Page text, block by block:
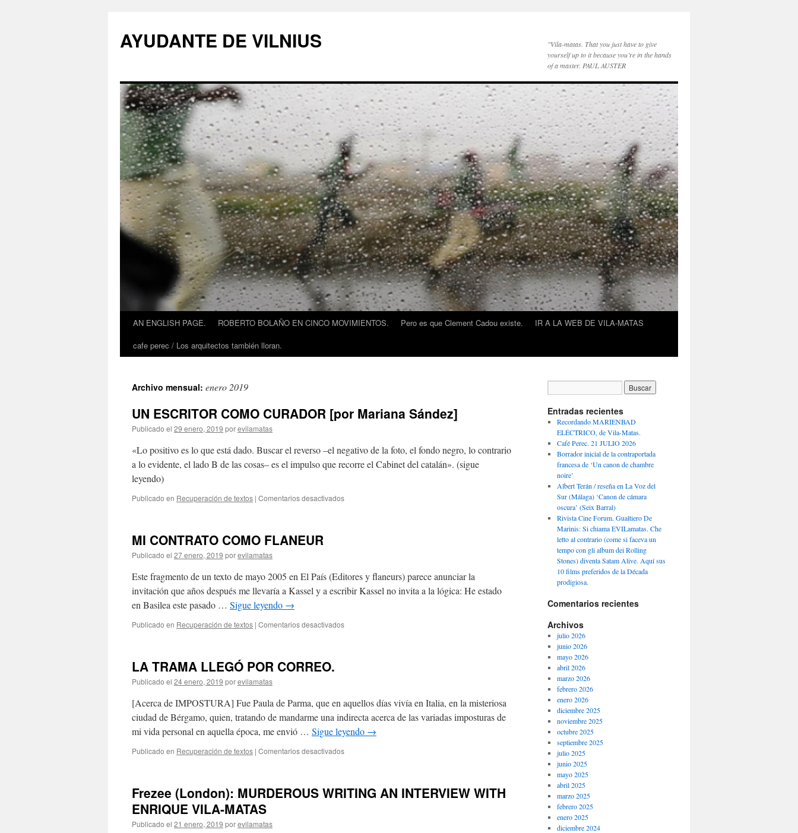
AYUDANTE DE VILNIUS
"Vila-matas. That you just have to give
yourself up to it because you’re in the hands
of a master. PAUL AUSTER
AN ENGLISH PAGE. ROBERTO BOLAÑO EN CINCO MOVIMIENTOS. Pero es que Clement Cadou existe.
IR A LA WEB DE VILA-MATAS
cafe perec / Los arquitectos también lloran.
Archivo mensual: enero 2019
UN ESCRITOR COMO CURADOR [por Mariana Sández]
Publicado el 29 enero, 2019 porevilamatas
«Lo positivo es lo que está dado. Buscar el reverso –el negativo de la foto, el fondo negro, lo contrario
a lo evidente, el lado B de las cosas– es el impulso que recorre el Cabinet del catalán». (sigue
leyendo)
Publicado en Recuperación de textos | Comentarios desactivados
MI CONTRATO COMO FLANEUR
Publicado el 27 enero, 2019 porevilamatas
Este fragmento de un texto de mayo 2005 en El País (Editores y flaneurs) parece anunciar la
invitación que años después me llevaría a Kassel y a escribir Kassel no invita a la lógica: He estado
en Basilea este pasado … Sigue leyendo →
Publicado en Recuperación de textos | Comentarios desactivados
LA TRAMA LLEGÓ POR CORREO.
Publicado el 24 enero, 2019 porevilamatas
[Acerca de IMPOSTURA] Fue Paula de Parma, que en aquellos días vivía en Italia, en la misteriosa
ciudad de Bérgamo, quien, tratando de mandarme una indirecta acerca de las variadas imposturas de
mi vida personal en aquella época, me envió … Sigue leyendo →
Publicado en Recuperación de textos | Comentarios desactivados
Frezee (London): MURDEROUS WRITING AN INTERVIEW WITH
ENRIQUE VILA-MATAS
Publicado el 21 enero, 2019 porevilamatas
Entradas recientes
Recordando MARIENBAD
ELÉCTRICO, de Vila-Matas.
Café Perec. 21 JULIO 2026
Borrador inicial de la contraportada
francesa de ‘Un canon de chambre
noire’
Albert Terán / reseña en La Voz del
Sur (Málaga) ‘Canon de cámara
oscura’ (Seix Barral)
Rivista Cine Forum. Gualtiero De
Marinis: Si chiama EVILamatas. Che
letto al contrario (come si faceva un
tempo con gli album dei Rolling
Stones) diventa Satam Alive. Aquí sus
10 films preferidos de la Década
prodigiosa.
Comentarios recientes
Archivos
julio 2026
junio 2026
mayo 2026
abril 2026
marzo 2026
febrero 2026
enero 2026
diciembre 2025
noviembre 2025
octubre 2025
septiembre 2025
julio 2025
junio 2025
mayo 2025
abril 2025
marzo 2025
febrero 2025
enero 2025
diciembre 2024